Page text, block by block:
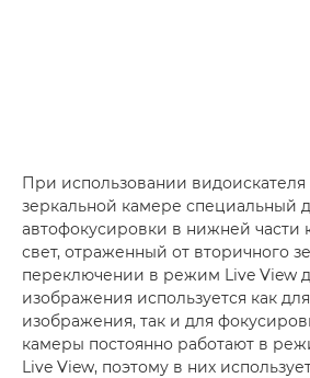
При использовании
зеркальной камере специальный
автофокусировки в нижней части
свет, отраженный от вторичного
переключении в режим Live View
изображения используется как
изображения, так и для
камеры постоянно работают в
Live View, поэтому в них